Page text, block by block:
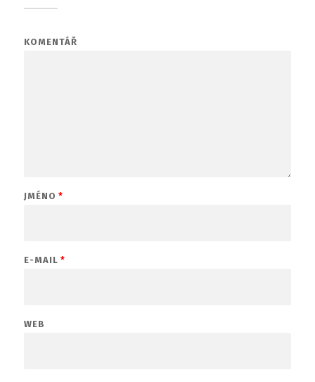
KOMENTÁŘ
JMÉNO *
E-MAIL *
WEB